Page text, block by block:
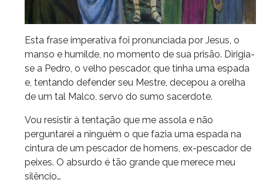
Esta frase imperativa foi pronunciada por Jesus, o
manso e humilde, no momento de sua prisão. Dirigia-
se a Pedro, o velho pescador, que tinha uma espada
e, tentando defender seu Mestre, decepou a orelha
de um tal Malco, servo do sumo sacerdote.
Vou resistir à tentação que me assola e não
perguntarei a ninguém o que fazia uma espada na
cintura de um pescador de homens, ex-pescador de
peixes. O absurdo é tão grande que merece meu
silêncio…